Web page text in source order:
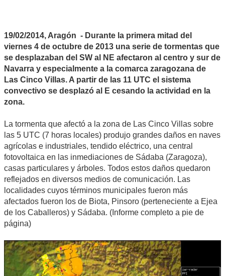
19/02/2014, Aragón - Durante la primera mitad del
viernes 4 de octubre de 2013 una serie de tormentas que
se desplazaban del SW al NE afectaron al centro y sur de
Navarra y especialmente a la comarca zaragozana de
Las Cinco Villas. A partir de las 11 UTC el sistema
convectivo se desplazó al E cesando la actividad en la
zona.
La tormenta que afectó a la zona de Las Cinco Villas sobre
las 5 UTC (7 horas locales) produjo grandes daños en naves
agrícolas e industriales, tendido eléctrico, una central
fotovoltaica en las inmediaciones de Sádaba (Zaragoza),
casas particulares y árboles. Todos estos daños quedaron
reflejados en diversos medios de comunicación. Las
localidades cuyos términos municipales fueron más
afectados fueron los de Biota, Pinsoro (perteneciente a Ejea
de los Caballeros) y Sádaba. (Informe completo a pie de
página)